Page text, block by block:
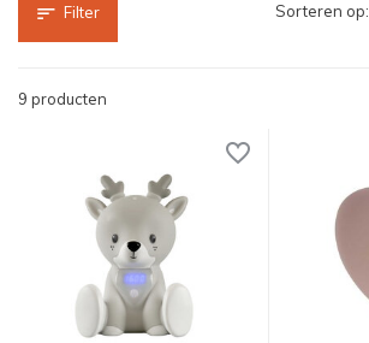
Filter
9 producten
Sorteren op: